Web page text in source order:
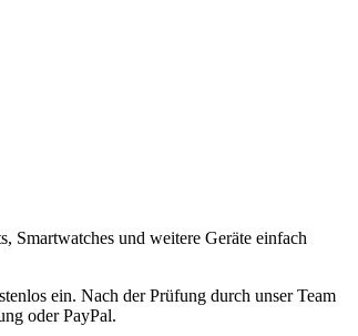
Smartwatches und weitere Geräte einfach
ein. Nach der Prüfung durch unser Team
oder PayPal.